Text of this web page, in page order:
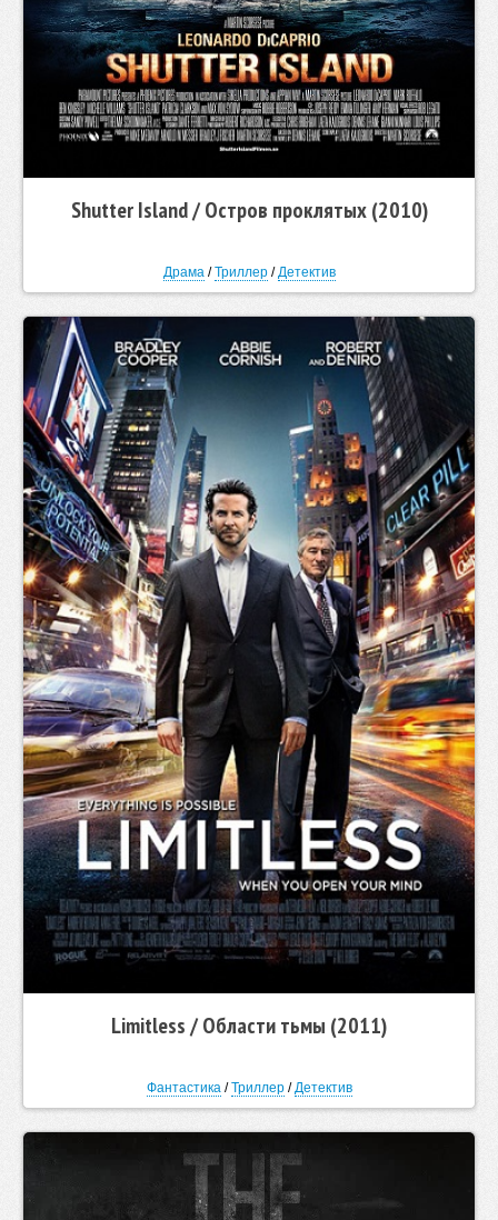
Shutter Island / Остров проклятых (2010)
Драма/Триллер/Детектив
Limitless / Области тьмы (2011)
Фантастика/Триллер/Детектив